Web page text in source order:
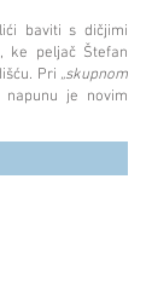
baviti s dičjimi
ke peljač Štefan
Pri „skupnom
je novim